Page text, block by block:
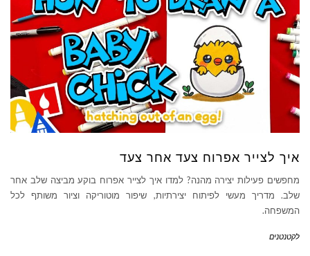
איך לצייר אפרוח צעד אחר צעד
מחפשים פעילות יצירה מהנה? למדו איך לצייר אפרוח בוקע מביצה שלב אחר
שלב. מדריך מעשי לפיתוח יצירתיות, שיפור מוטוריקה וציור משותף לכל
המשפחה.
לקטנטנים